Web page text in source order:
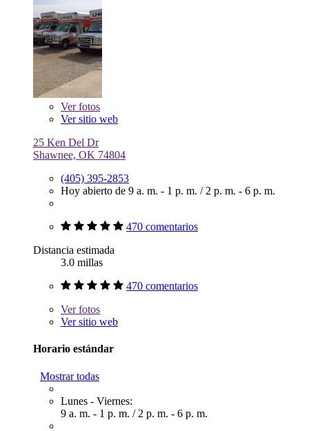
Verfotos
Ver sitio web
25 Ken Del Dr
Shawnee, OK 74804
(405) 395-2853
Hoy abierto de 9 a. m. - 1 p. m. / 2 p. m. - 6 p. m.
470 comentarios
Distancia estimada
3.0 millas
470 comentarios
Verfotos
Ver sitio web
Horario estándar
Mostrar todas
Lunes - Viernes:
9 a. m. - 1 p. m. / 2 p. m. - 6 p. m.